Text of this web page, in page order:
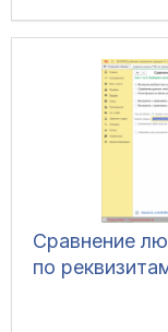
Сравнение
по